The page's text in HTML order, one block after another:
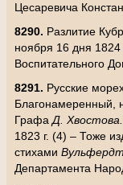
Цесаревича
8290. Разлитие
ноября 16 дня 1824
Воспитательного
8291. Русские
Благонамеренный,
Графа Д. Хвостова.
1823 г. (4) – Тоже
стихами
Департамента